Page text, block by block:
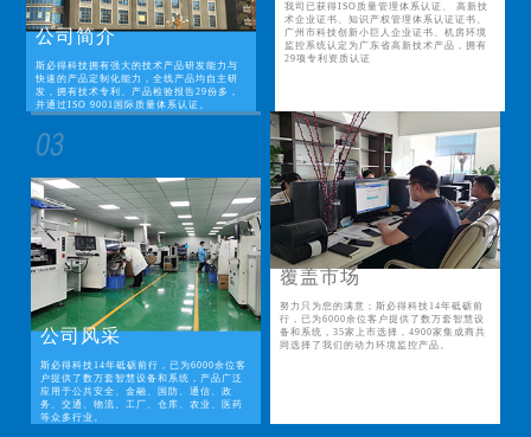
公司简介
斯必得科技拥有强大的技术产品研发能力与
快速的产品定制化能力，全线产品均自主研
发，拥有技术专利、产品检验报告29份多，
并通过ISO 9001国际质量体系认证。
我司已获得ISO质量管理体系认证、 高新技
术企业证书、知识产权管理体系认证证书、
广州市科技创新小巨人企业证书、机房环境
监控系统认定为广东省高新技术产品，拥有
29项专利资质认证
公司风采
斯必得科技14年砥砺前行，已为6000余位客
户提供了数万套智慧设备和系统，产品广泛
应用于公共安全、金融、国防、通信、政
务、交通、物流、工厂、仓库、农业、医药
等众多行业。
覆盖市场
努力只为您的满意；斯必得科技14年砥砺前
行，已为6000余位客户提供了数万套智慧设
备和系统，35家上市选择，4900家集成商共
同选择了我们的动力环境监控产品。